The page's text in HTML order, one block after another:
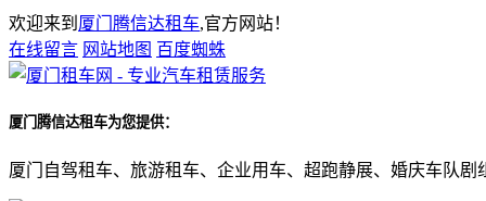
欢迎来到 厦门腾信达租车,官方网站！
在线留言 网站地图 百度蜘蛛
厦门腾信达租车为您提供：
厦门自驾租车、旅游租车、企业用车、超跑静展、婚庆车队剧